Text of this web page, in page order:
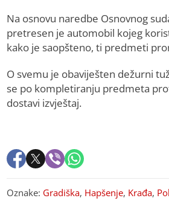
Na osnovu naredbe Osnovnog
pretresen je automobil kojeg
kako je saopšteno, ti predmeti
O svemu je obaviješten dežurni
se po kompletiranju predmeta
dostavi izvještaj.
Oznake: Gradiška, Hapšenje, Krađa,